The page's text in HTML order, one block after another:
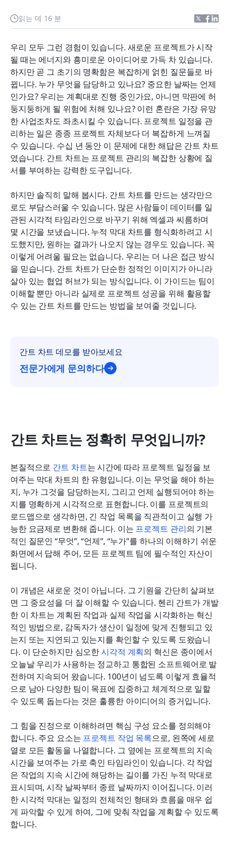
읽는 데 16 분
우리 모두 그런 경험이 있습니다. 새로운 프로젝트가 시작
될 때는 에너지와 흥미로운 아이디어로 가득 차 있습니다.
하지만 곧 그 초기의 명확함은 복잡하게 얽힌 질문들로 바
뀝니다. 누가 무엇을 담당하고 있나요? 중요한 날짜는 언제
인가요? 우리는 계획대로 진행 중인가요, 아니면 막판에 허
둥지둥하게 될 위험에 처해 있나요? 이런 혼란은 가장 유망
한 사업조차도 좌초시킬 수 있습니다. 프로젝트 일정을 관
리하는 일은 종종 프로젝트 자체보다 더 복잡하게 느껴질
수 있습니다. 수십 년 동안 이 문제에 대한 해답은 간트 차트
였습니다. 간트 차트는 프로젝트 관리의 복잡한 상황에 질
서를 부여하는 강력한 도구입니다.
하지만 솔직히 말해 봅시다. 간트 차트를 만드는 생각만으
로도 부담스러울 수 있습니다. 많은 사람들이 데이터를 일
관된 시각적 타임라인으로 바꾸기 위해 엑셀과 씨름하며
몇 시간을 보냈습니다. 누적 막대 차트를 형식화하려고 시
도했지만, 원하는 결과가 나오지 않는 경우도 있습니다. 꼭
이렇게 어려울 필요는 없습니다. 우리는 더 나은 접근 방식
을 믿습니다. 간트 차트가 단순한 정적인 이미지가 아니라
살아 있는 협업 허브가 되는 방식입니다. 이 가이드는 팀이
이해할 뿐만 아니라 실제로 프로젝트 성공을 위해 활용할
수 있는 간트 차트를 만드는 방법을 보여줄 것입니다.
간트 차트 데모를 받아보세요
전문가에게 문의하다
간트 차트는 정확히 무엇입니까?
본질적으로 간트 차트는 시간에 따라 프로젝트 일정을 보
여주는 막대 차트의 한 유형입니다. 이는 무엇을 해야 하는
지, 누가 그것을 담당하는지, 그리고 언제 실행되어야 하는
지를 명확하게 시각적으로 표현합니다. 이를 프로젝트의
로드맵으로 생각하면, 긴 작업 목록을 직관적이고 실행 가
능한 요금제로 변환해 줍니다. 이는 프로젝트 관리의 기본
적인 질문인 “무엇”, “언제”, “누가”를 하나의 이해하기 쉬운
화면에서 답해 주어, 모든 프로젝트 팀에 필수적인 자산이
됩니다.
이 개념은 새로운 것이 아닙니다. 그 기원을 간단히 살펴보
면 그 중요성을 더 잘 이해할 수 있습니다. 헨리 간트가 개발
한 이 차트는 계획된 작업과 실제 작업을 시각화하는 혁신
적인 방법으로, 감독자가 생산이 일정에 맞게 진행되고 있
는지 또는 지연되고 있는지를 확인할 수 있도록 도왔습니
다. 이 단순하지만 심오한 시각적 계획의 혁신은 종이에서
오늘날 우리가 사용하는 정교하고 통합된 소프트웨어로 발
전하며 지속되어 왔습니다. 100년이 넘도록 이렇게 효율적
으로 남아 다양한 팀이 목표에 집중하고 체계적으로 일할
수 있도록 돕는다는 것은 훌륭한 아이디어의 증거입니다.
그 힘을 진정으로 이해하려면 핵심 구성 요소를 정의해야
합니다. 주요 요소는 프로젝트 작업 목록으로, 왼쪽에 세로
열로 모든 활동을 나열합니다. 그 옆에는 프로젝트의 지속
시간을 보여주는 가로 축인 타임라인이 있습니다. 각 작업
은 작업의 지속 시간에 해당하는 길이를 가진 누적 막대로
표시되며, 시작 날짜부터 종료 날짜까지 이어집니다. 이러
한 시각적 막대는 일정의 전체적인 형태와 흐름을 매우 쉽
게 파악할 수 있게 하여, 그에 맞춰 작업을 계획할 수 있도록
합니다.
왜 간트 차트가 여전히 현대 팀에게 필수적인가
간트 차트 템플릿 추천
간트 차트 만들기: 단계별 안내
라크(Lark)와 같은 올인원 도구를 사용할 때의 독특
한 장점
결론
자주 묻는 질문
관련 읽기